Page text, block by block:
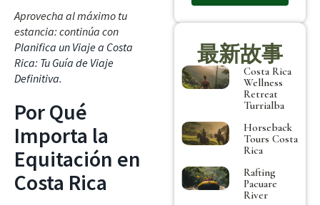
Aprovecha al máximo tu
estancia: continúa con
Planifica un Viaje a Costa
Rica: Tu Guía de Viaje
Definitiva.
Por Qué
Importa la
Equitación en
Costa Rica
最新故事
Costa Rica
Wellness
Retreat
Turrialba
Horseback
Tours Costa
Rica
Rafting
Pacuare
River